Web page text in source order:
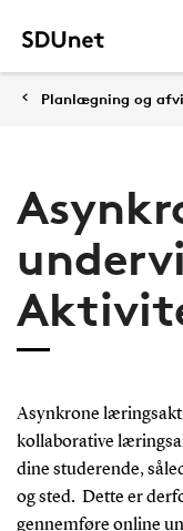
Planlægning og
Asynkrone
kollaborative
dine studerende,
og sted. Dette er
gennemføre online